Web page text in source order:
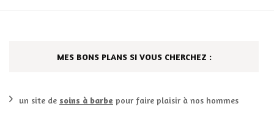
MES BONS PLANS SI VOUS CHERCHEZ :
un site de soins à barbe pour faire plaisir à nos hommes